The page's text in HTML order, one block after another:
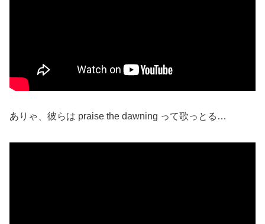
ありゃ、彼らは praise the dawning って歌っとる…